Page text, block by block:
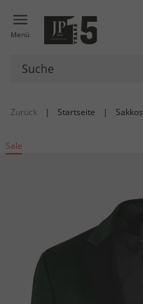
Menü
Zurück | Startseite | Sakkos
Sale